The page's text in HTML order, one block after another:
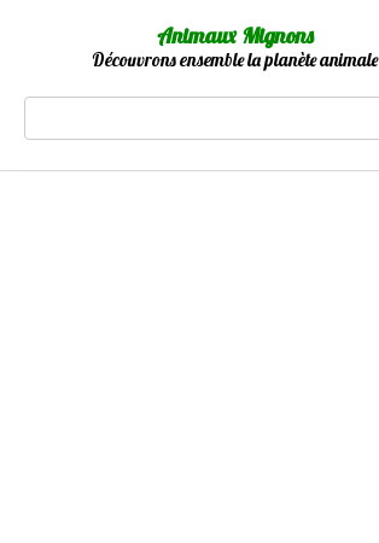
Animaux Mignons
Découvrons ensemble la planète animale